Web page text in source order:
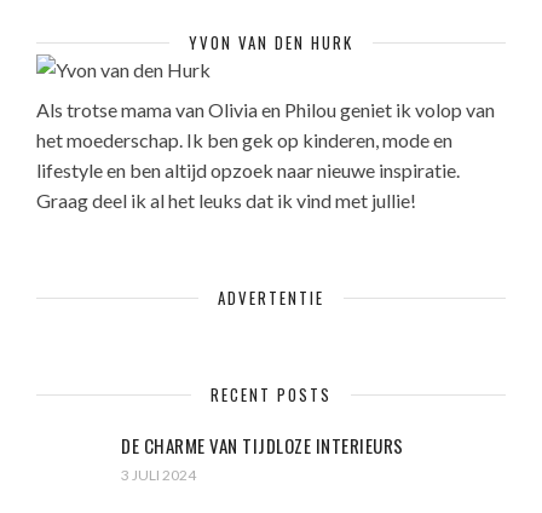
YVON VAN DEN HURK
Als trotse mama van Olivia en Philou geniet ik volop van
het moederschap. Ik ben gek op kinderen, mode en
lifestyle en ben altijd opzoek naar nieuwe inspiratie.
Graag deel ik al het leuks dat ik vind met jullie!
ADVERTENTIE
RECENT POSTS
DE CHARME VAN TIJDLOZE INTERIEURS
3 JULI 2024